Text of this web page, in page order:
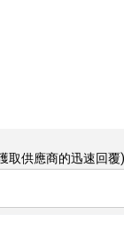
取供應商的迅速回覆)